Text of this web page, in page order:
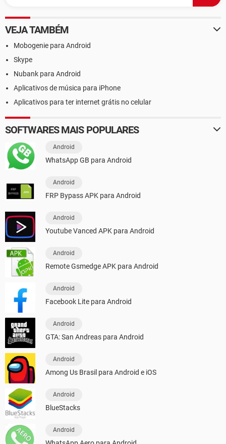
VEJA TAMBÉM
Mobogenie para Android
Skype
Nubank para Android
Aplicativos de música para iPhone
Aplicativos para ter internet grátis no celular
SOFTWARES MAIS POPULARES
Android
WhatsApp GB para Android
Android
FRP Bypass APK para Android
Android
Youtube Vanced APK para Android
Android
Remote Gsmedge APK para Android
Android
Facebook Lite para Android
Android
GTA: San Andreas para Android
Android
Among Us Brasil para Android e iOS
Android
BlueStacks
Android